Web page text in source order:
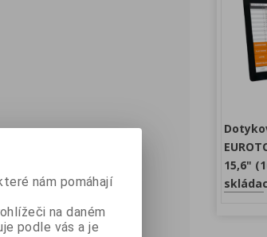
15,6"
nám pomáhají
na daném
podle vás a je